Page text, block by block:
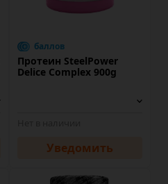
баллов
Протеин SteelPower
Delice Complex 900g
Уведомить